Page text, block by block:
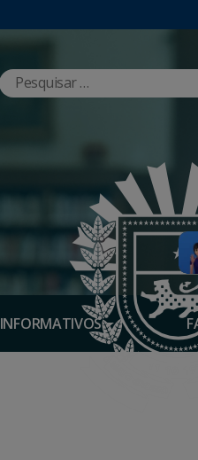
INFORMATIVOS